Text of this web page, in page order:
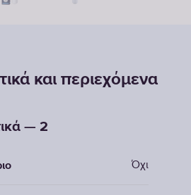
και περιεχόμενα
— 2
Όχι